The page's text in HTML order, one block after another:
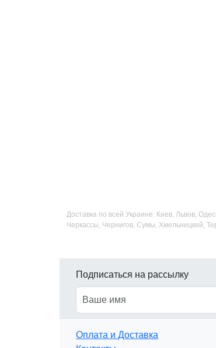
Доставка по всей Украине: Киев, Львов,
Черкассы, Чернигов, Сумы, Хмельницкий,
Подписаться на рассылку
Оплата и Доставка